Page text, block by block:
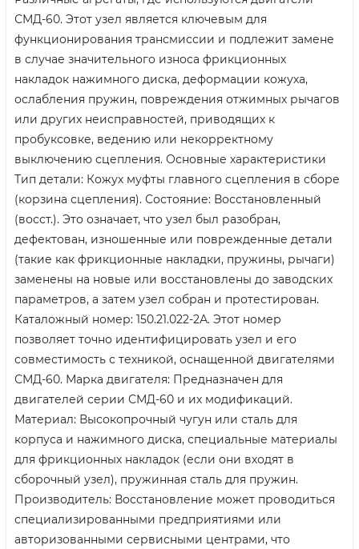
СМД-60. Этот узел является ключевым для
функционирования трансмиссии и подлежит замене
в случае значительного износа фрикционных
накладок нажимного диска, деформации кожуха,
ослабления пружин, повреждения отжимных рычагов
или других неисправностей, приводящих к
пробуксовке, ведению или некорректному
выключению сцепления. Основные характеристики
Тип детали: Кожух муфты главного сцепления в сборе
(корзина сцепления). Состояние: Восстановленный
(восст.). Это означает, что узел был разобран,
дефектован, изношенные или поврежденные детали
(такие как фрикционные накладки, пружины, рычаги)
заменены на новые или восстановлены до заводских
параметров, а затем узел собран и протестирован.
Каталожный номер: 150.21.022-2А. Этот номер
позволяет точно идентифицировать узел и его
совместимость с техникой, оснащенной двигателями
СМД-60. Марка двигателя: Предназначен для
двигателей серии СМД-60 и их модификаций.
Материал: Высокопрочный чугун или сталь для
корпуса и нажимного диска, специальные материалы
для фрикционных накладок (если они входят в
сборочный узел), пружинная сталь для пружин.
Производитель: Восстановление может проводиться
специализированными предприятиями или
авторизованными сервисными центрами, что